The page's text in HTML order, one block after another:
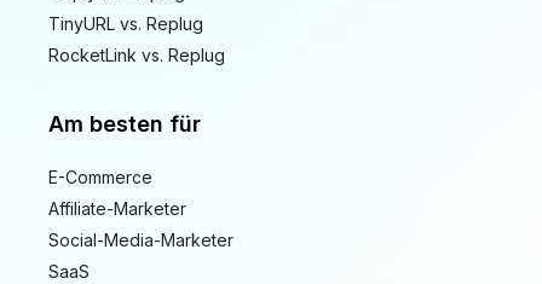
TinyURL vs. Replug
RocketLink vs. Replug
Am besten für
E-Commerce
Affiliate-Marketer
Social-Media-Marketer
SaaS